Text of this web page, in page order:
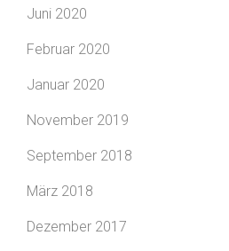
Juni 2020
Februar 2020
Januar 2020
November 2019
September 2018
März 2018
Dezember 2017